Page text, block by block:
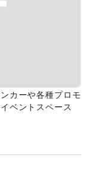
カーや各種プロモ
ベントスペース